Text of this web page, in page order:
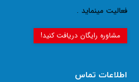
فعالیت مینماید .
مشاوره رایگان دریافت کنید!
اطلاعات تماس